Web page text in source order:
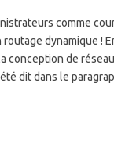
comme
dynamique !
conception de
dit dans le